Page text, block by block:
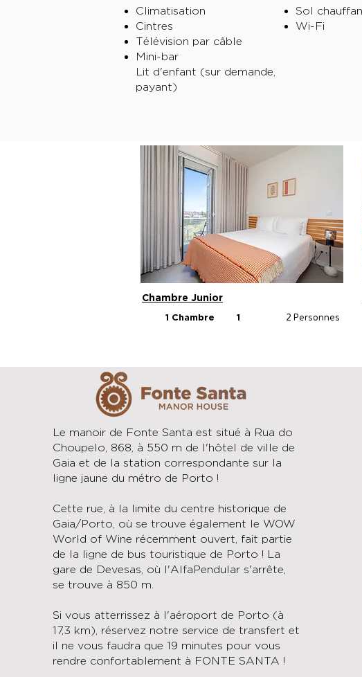
Sol
Wi-Fi
Climatisation
Cintres
Télévision par câble
Mini-bar
Lit d'enfant (sur demande,
payant)
Chambre Junior
1 Chambre 1 2 Personnes
Le manoir de Fonte Santa est situé à Rua do
Choupelo, 868, à 550 m de l'hôtel de ville de
Gaia et de la station correspondante sur la
ligne jaune du métro de Porto !
Cette rue, à la limite du centre historique de
Gaia/Porto, où se trouve également le WOW
World of Wine récemment ouvert, fait partie
de la ligne de bus touristique de Porto ! La
gare de Devesas, où l'AlfaPendular s'arrête,
se trouve à 850 m.
Si vous atterrissez à l'aéroport de Porto (à
17,3 km), réservez notre service de transfert et
il ne vous faudra que 19 minutes pour vous
rendre confortablement à FONTE SANTA !